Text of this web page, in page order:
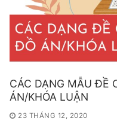
CÁC DẠNG MẪU ĐỀ
ÁN/KHÓA LUẬN
23 THÁNG 12, 2020